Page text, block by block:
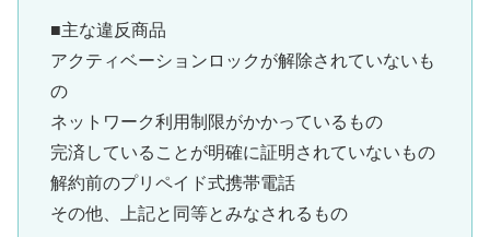
■主な違反商品
アクティベーションロックが解除されていないも
の
ネットワーク利用制限がかかっているもの
完済していることが明確に証明されていないもの
解約前のプリペイド式携帯電話
その他、上記と同等とみなされるもの